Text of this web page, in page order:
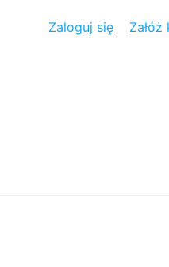
Zaloguj się